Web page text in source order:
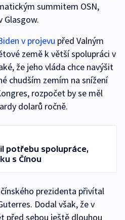
summitem OSN,
Glasgow.
v projevu před Valným
země k větší spolupráci v
že jeho vláda chce navýšit
chudším zemím na snížení
rozpočet by se měl
dolarů ročně.
potřebu spolupráce,
s Čínou
prezidenta přivítal
Dodal však, že v
před sebou ještě dlouhou